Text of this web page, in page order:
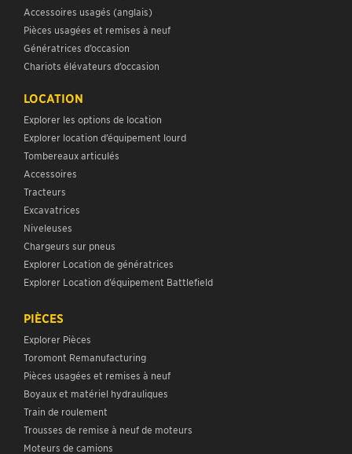
Accessoires usagés (anglais)
Pièces usagées et remises à neuf
Génératrices d’occasion
Chariots élévateurs d’occasion
LOCATION
Explorer les options de location
Explorer location d’équipement lourd
Tombereaux articulés
Accessoires
Tracteurs
Excavatrices
Niveleuses
Chargeurs sur pneus
Explorer Location de génératrices
Explorer Location d’équipement Battlefield
PIÈCES
Explorer Pièces
Toromont Remanufacturing
Pièces usagées et remises à neuf
Boyaux et matériel hydrauliques
Train de roulement
Trousses de remise à neuf de moteurs
Moteurs de camions